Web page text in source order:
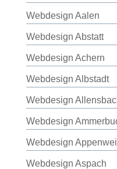
Webdesign Aalen
Webdesign Abstatt
Webdesign Achern
Webdesign Albstadt
Webdesign
Webdesign
Webdesign
Webdesign Aspach